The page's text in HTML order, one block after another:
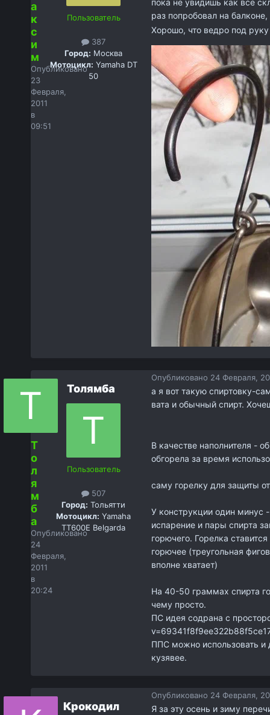
а
к
с
и
м
Опубликовано
23
Февраля,
2011
в
09:51
Пользователь
387
Город: Москва
Мотоцикл: Yamaha DT
50
пока не увидишь как все
раз попробовал на
Хорошо, что ведро под
Т
о
л
я
м
б
а
Опубликовано
24
Февраля,
2011
в
20:24
Толямба
Пользователь
507
Город: Тольятти
Мотоцикл: Yamaha
ТТ600Е Belgarda
Опубликовано 24 Февраля,
а я вот такую спиртовку-
вата и обычный спирт.
В качестве наполнителя -
обгорела за время
саму горелку для защиты
У конструкции один минус
испарение и пары спирта
горючего. Горелка
горючее (треугольная
вполне хватает)
На 40-50 граммах спирта
чему просто.
ПС идея содрана с
ППС можно использовать и
кузявее.
Крокодил
Опубликовано 24 Февраля,
Я за эту осень и зиму